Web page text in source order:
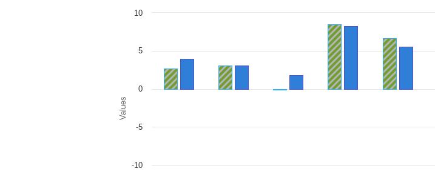
Bar chart with 2 data series.
The chart has 1 Y axis displaying Values. Range: -15 to 10.
Values
-10
-5
0
5
10